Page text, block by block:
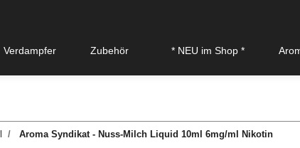
Verdampfer Zubehör * NEU im Shop *
Aroma Syndikat - Nuss-Milch Liquid 10ml 6mg/ml Nikotin